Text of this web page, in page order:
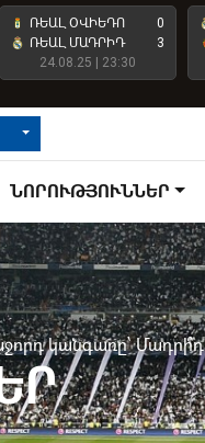
ՌԵԱԼ ՕՎԻԵԴՈ
0
ՌԵԱԼ ՄԱԴՐԻԴ
3
24.08.25 | 23:30
ՆՈՐՈՒԹՅՈՒՆՆԵՐ
կանգառը՝ Մադրի՞դ